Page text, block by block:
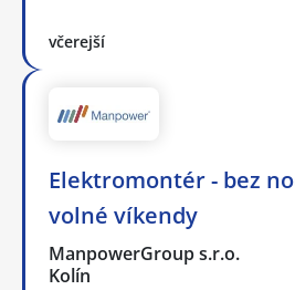
včerejší
Elektromontér - bez
volné víkendy
ManpowerGroup s.r.o.
Kolín